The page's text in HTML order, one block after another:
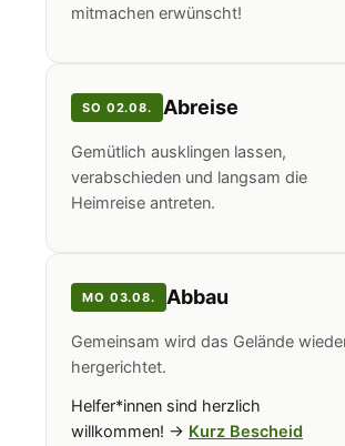
mitmachen erwünscht!
SO 02.08. Abreise
Gemütlich ausklingen lassen,
verabschieden und langsam die
Heimreise antreten.
MO 03.08. Abbau
Gemeinsam wird das Gelände
hergerichtet.
Helfer*innen sind herzlich
willkommen! → Kurz Bescheid